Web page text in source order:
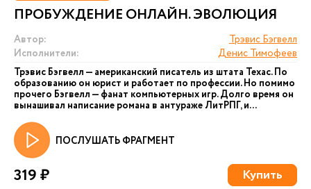
ПРОБУЖДЕНИЕ ОНЛАЙН. ЭВОЛЮЦИЯ
Автор:
Трэвис Бэгвелл
Исполнители:
Денис Тимофеев
Трэвис Бэгвелл — американский писатель из штата Техас. По
образованию он юрист и работает по профессии. Но помимо
прочего Бэгвелл — фанат компьютерных игр. Долго время он
вынашивал написание романа в антураже ЛитРПГ, и...
ПОСЛУШАТЬ ФРАГМЕНТ
319 ₽ Купить